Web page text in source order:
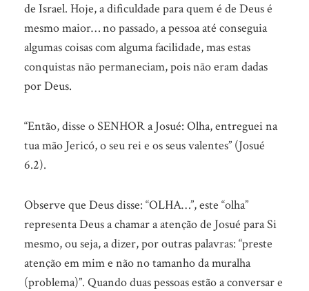
de Israel. Hoje, a dificuldade para quem é de Deus é
mesmo maior… no passado, a pessoa até conseguia
algumas coisas com alguma facilidade, mas estas
conquistas não permaneciam, pois não eram dadas
por Deus.
“Então, disse o SENHOR a Josué: Olha, entreguei na
tua mão Jericó, o seu rei e os seus valentes” (Josué
6.2).
Observe que Deus disse: “OLHA…”, este “olha”
representa Deus a chamar a atenção de Josué para Si
mesmo, ou seja, a dizer, por outras palavras: “preste
atenção em mim e não no tamanho da muralha
(problema)”. Quando duas pessoas estão a conversar e